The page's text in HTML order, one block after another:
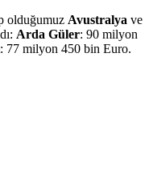
olduğumuz Avustralya ve
Arda Güler: 90 milyon
: 77 milyon 450 bin Euro.